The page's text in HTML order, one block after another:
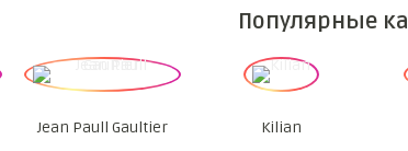
Популярные
Jean Paull Gaultier Kilian